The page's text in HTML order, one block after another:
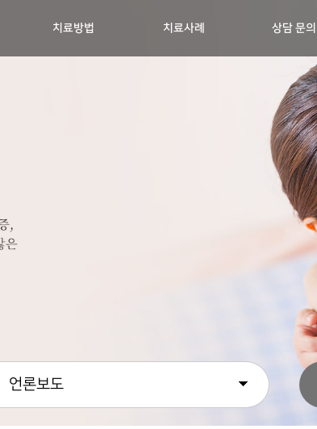
치료방법 치료사례 상담 문의
언론보도